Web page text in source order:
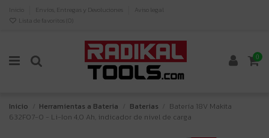
Inicio Envíos, Entregas y Devoluciones
Aviso legal
Lista de favoritos ( 0)
0
Inicio Herramientas a Bateria Baterias
Batería 18V Makita
632F07-0 - Li-Ion 4,0 Ah, indicador de nivel de carga